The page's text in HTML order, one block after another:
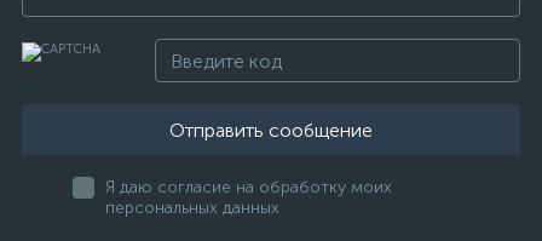
Отправить сообщение
Я даю согласие на обработку моих
персональных данных